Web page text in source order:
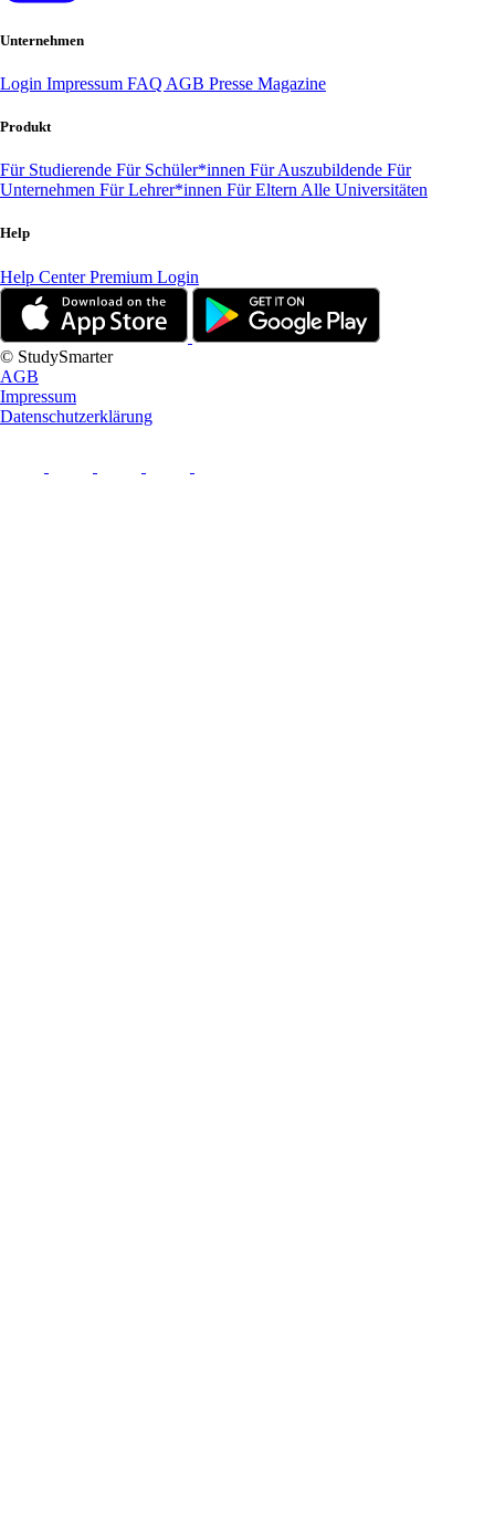
Unternehmen
Login Impressum FAQ AGB Presse Magazine
Produkt
Für Studierende Für Schüler*innen Für Auszubildende Für
Unternehmen Für Lehrer*innen Für Eltern Alle Universitäten
Help
Help CenterPremium Login
© StudySmarter
AGB
Impressum
Datenschutzerklärung